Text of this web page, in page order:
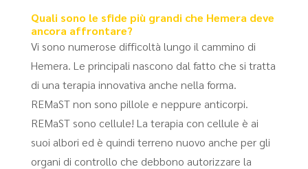
Quali sono le sfide più grandi che Hemera deve
ancora affrontare?
Vi sono numerose difficoltà lungo il cammino di
Hemera. Le principali nascono dal fatto che si tratta
di una terapia innovativa anche nella forma.
REMaST non sono pillole e neppure anticorpi.
REMaST sono cellule! La terapia con cellule è ai
suoi albori ed è quindi terreno nuovo anche per gli
organi di controllo che debbono autorizzare la